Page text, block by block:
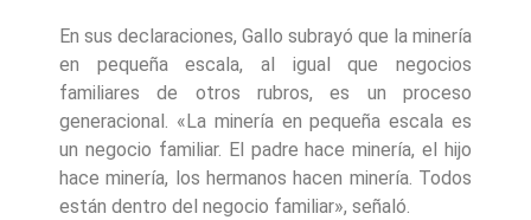
En sus declaraciones, Gallo subrayó que la minería
en pequeña escala, al igual que negocios
familiares de otros rubros, es un proceso
generacional. «La minería en pequeña escala es
un negocio familiar. El padre hace minería, el hijo
hace minería, los hermanos hacen minería. Todos
están dentro del negocio familiar», señaló.